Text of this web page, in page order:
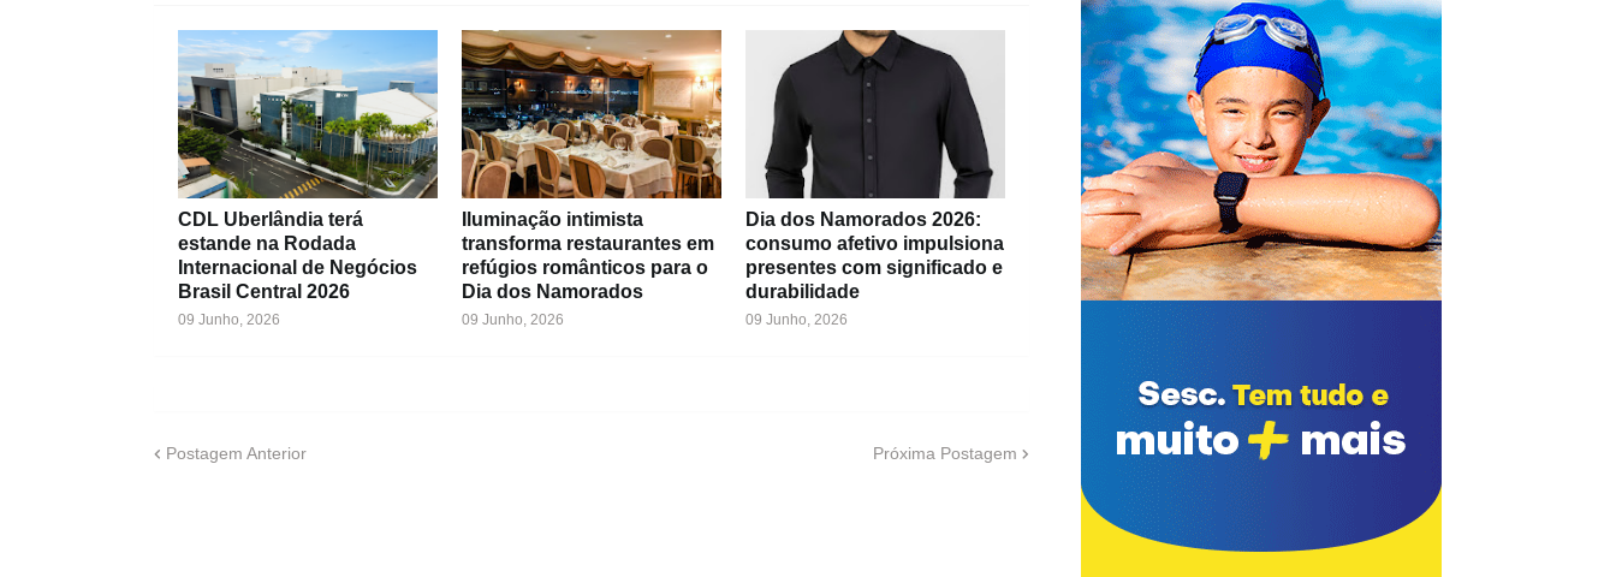
CDL Uberlândia terá
estande na Rodada
Internacional de Negócios
Brasil Central 2026
09 Junho, 2026
Iluminação intimista
transforma restaurantes em
refúgios românticos para o
Dia dos Namorados
09 Junho, 2026
Dia dos Namorados 2026:
consumo afetivo impulsiona
presentes com significado e
durabilidade
09 Junho, 2026
Postagem Anterior Próxima Postagem